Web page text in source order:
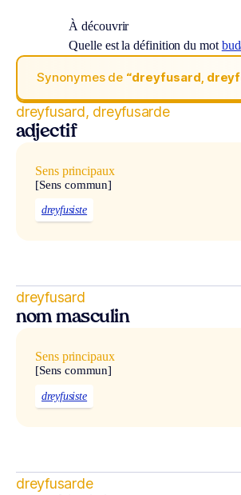
À découvrir
Quelle est la définition du mot
Synonymes de “dreyfusard,
dreyfusard, dreyfusarde
adjectif
Sens principaux
[Sens commun]
dreyfusiste
dreyfusard
nom masculin
Sens principaux
[Sens commun]
dreyfusiste
dreyfusarde